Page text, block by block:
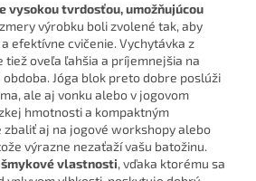
vysokou tvrdosťou, umožňujúcou
výrobku boli zvolené tak, aby
efektívne cvičenie. Vychytávka z
tiež oveľa ľahšia a príjemnejšia na
Jóga blok preto dobre poslúži
ale aj vonku alebo v jogovom
hmotnosti a kompaktným
zbaliť aj na jogové workshopy alebo
výrazne nezaťaží vašu batožinu.
vlastnosti, vďaka ktorému sa